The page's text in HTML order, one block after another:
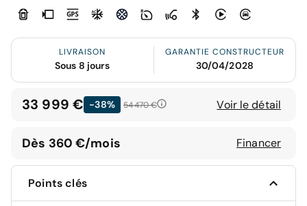
LIVRAISON
Sous 8 jours
GARANTIE CONSTRUCTEUR
30/04/2028
33 999 € -38% 54 470 € Voir le détail
Dès 360 €/mois Financer
Points clés